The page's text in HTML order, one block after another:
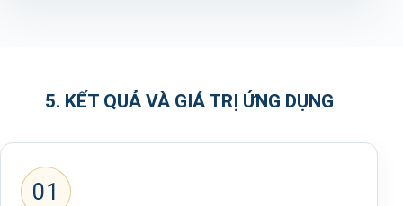
5. KẾT QUẢ VÀ GIÁ TRỊ ỨNG DỤNG
01